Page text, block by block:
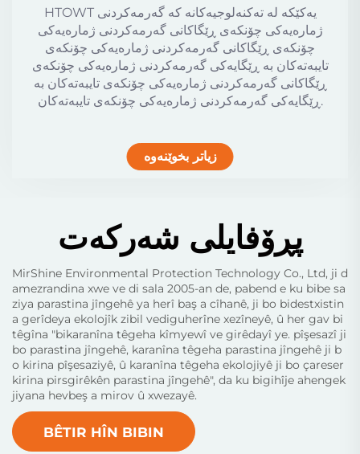
HTOWT یەکێکە لە تەکنەلوجیەکانە کە گەرمەکردنی
ژمارەیەکی چۆنکەی ڕێگاکانی گەرمەکردنی ژمارەیەکی
چۆنکەی ڕێگاکانی گەرمەکردنی ژمارەیەکی چۆنکەی
تایبەتەکان بە ڕێگایەکی گەرمەکردنی ژمارەیەکی چۆنکەی
ڕێگاکانی گەرمەکردنی ژمارەیەکی چۆنکەی تایبەتەکان بە
ڕێگایەکی گەرمەکردنی ژمارەیەکی چۆنکەی تایبەتەکان.
زیاتر بخوێنەوە
پڕۆفایلی شەرکەت
MirShine Environmental Protection Technology Co., Ltd, ji d
amezrandina xwe ve di sala 2005-an de, pabend e ku bibe sa
ziya parastina jîngehê ya herî baş a cîhanê, ji bo bidestxistin
a gerîdeya ekolojîk zibil vediguherîne xezîneyê, û her gav bi
têgîna "bikaranîna têgeha kîmyewî ve girêdayî ye. pîşesazî ji
bo parastina jîngehê, karanîna têgeha parastina jîngehê ji b
o kirina pîşesaziyê, û karanîna têgeha ekolojiyê ji bo çareser
kirina pirsgirêkên parastina jîngehê", da ku bigihîje ahengek
jiyana hevbeş a mirov û xwezayê.
BÊTIR HÎN BIBIN